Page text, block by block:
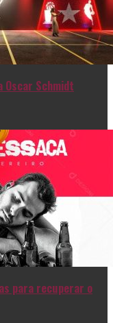
Oscar Schmidt
para recuperar o